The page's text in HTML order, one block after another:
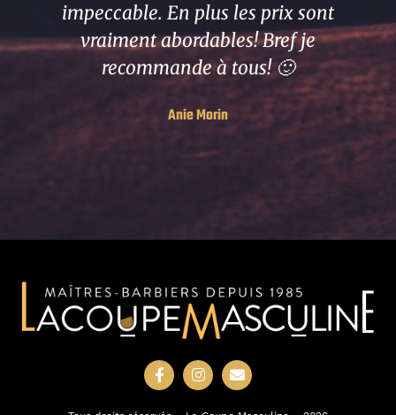
impeccable. En plus les prix sont
vraiment abordables! Bref je
recommande à tous! 🙂
Anie Morin